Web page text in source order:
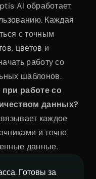
AI обработает
Каждая
с точным
цветов и
работу со
шаблонов.
работе со
данных?
каждое
и точно
данные.
Готовы за